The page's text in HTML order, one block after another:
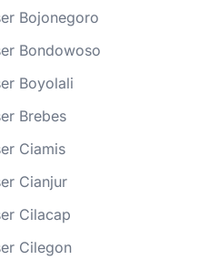
Bojonegoro
Bondowoso
Boyolali
Brebes
Ciamis
Cianjur
Cilacap
Cilegon